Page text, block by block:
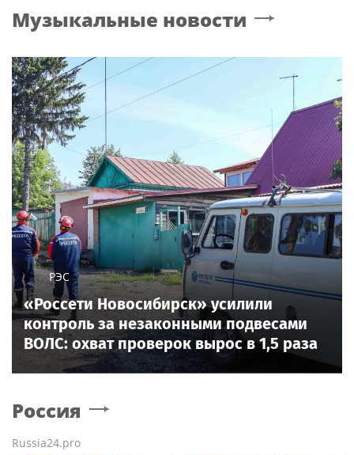
Музыкальные новости
РЭС
«Россети Новосибирск» усилили
контроль за незаконными подвесами
ВОЛС: охват проверок вырос в 1,5 раза
Россия
Russia24.pro